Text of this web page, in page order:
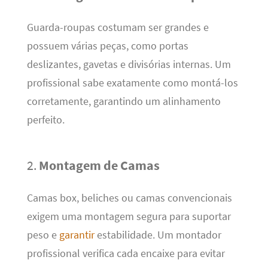
Guarda-roupas costumam ser grandes e
possuem várias peças, como portas
deslizantes, gavetas e divisórias internas. Um
profissional sabe exatamente como montá-los
corretamente, garantindo um alinhamento
perfeito.
2. Montagem de Camas
Camas box, beliches ou camas convencionais
exigem uma montagem segura para suportar
peso e garantirestabilidade. Um montador
profissional verifica cada encaixe para evitar